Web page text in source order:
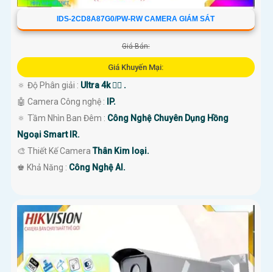
IDS-2CD8A87G0/PW-RW CAMERA GIÁM SÁT
Giá Bán:
Giá Khuyến Mại:
🔅 Độ Phân giải : Ultra 4k 👍🏾 .
🤖️ Camera Công nghệ :
IP.
🔅 Tầm Nhìn Ban Đêm : Công Nghệ Chuyên Dụng Hồng
Ngoại Smart IR.
🎨 Thiết Kế CameraThân Kim loại.
️♚ Khả Năng : Công Nghệ AI.